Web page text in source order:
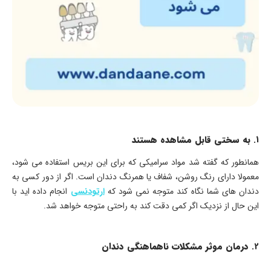
1. به سختی قابل مشاهده هستند
همانطور که گفته شد مواد سرامیکی که برای این بریس استفاده می شود،
معمولا دارای رنگ روشن، شفاف یا همرنگ دندان است. اگر از دور کسی به
دندان های شما نگاه کند متوجه نمی شود کهارتودنسی انجام داده اید با
این حال از نزدیک اگر کمی دقت کند به راحتی متوجه خواهد شد.
2. درمان موثر مشکلات ناهماهنگی دندان